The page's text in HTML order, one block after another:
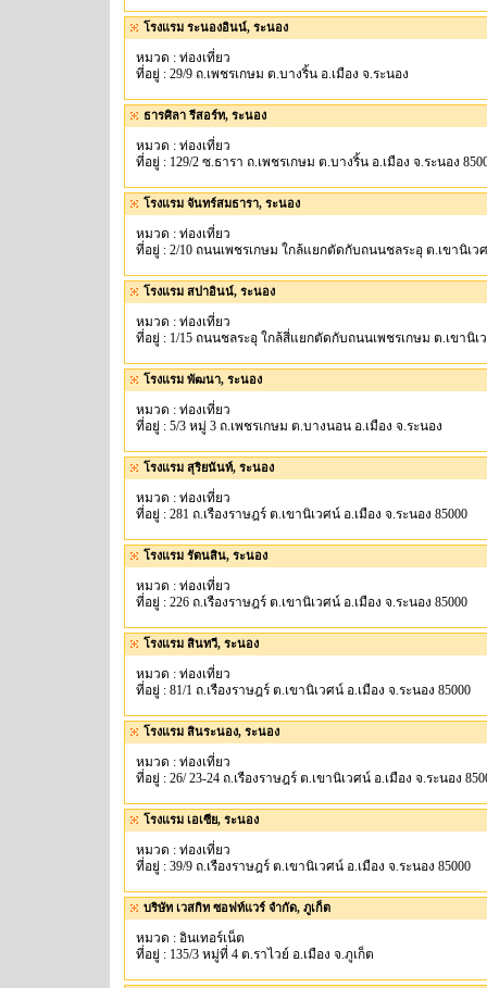
โรงแรม ระนองอินน์, ระนอง
หมวด : ท่องเที่ยว
ที่อยู่ : 29/9 ถ.เพชรเกษม ต.บางริ้น อ.เมือง จ.ระนอง
ธารศิลา รีสอร์ท, ระนอง
หมวด : ท่องเที่ยว
ที่อยู่ : 129/2 ซ.ธารา ถ.เพชรเกษม ต.บางริ้น อ.เมือง จ.ระนอง
โรงแรม จันทร์สมธารา, ระนอง
หมวด : ท่องเที่ยว
ที่อยู่ : 2/10 ถนนเพชรเกษม ใกล้แยกตัดกับถนนชลระอุ ต.เขานิเว
โรงแรม สปาอินน์, ระนอง
หมวด : ท่องเที่ยว
ที่อยู่ : 1/15 ถนนชลระอุ ใกล้สี่แยกตัดกับถนนเพชรเกษม ต.เขานิเ
โรงแรม พัฒนา, ระนอง
หมวด : ท่องเที่ยว
ที่อยู่ : 5/3 หมู่ 3 ถ.เพชรเกษม ต.บางนอน อ.เมือง จ.ระนอง
โรงแรม สุริยนันท์, ระนอง
หมวด : ท่องเที่ยว
ที่อยู่ : 281 ถ.เรืองราษฎร์ ต.เขานิเวศน์ อ.เมือง จ.ระนอง 85000
โรงแรม รัตนสิน, ระนอง
หมวด : ท่องเที่ยว
ที่อยู่ : 226 ถ.เรืองราษฎร์ ต.เขานิเวศน์ อ.เมือง จ.ระนอง 85000
โรงแรม สินทวี, ระนอง
หมวด : ท่องเที่ยว
ที่อยู่ : 81/1 ถ.เรืองราษฎร์ ต.เขานิเวศน์ อ.เมือง จ.ระนอง 85000
โรงแรม สินระนอง, ระนอง
หมวด : ท่องเที่ยว
ที่อยู่ : 26/ 23-24 ถ.เรืองราษฎร์ ต.เขานิเวศน์ อ.เมือง จ.ระนอง
โรงแรม เอเซีย, ระนอง
หมวด : ท่องเที่ยว
ที่อยู่ : 39/9 ถ.เรืองราษฎร์ ต.เขานิเวศน์ อ.เมือง จ.ระนอง 85000
บริษัท เวสกิท ซอฟท์แวร์ จำกัด, ภูเก็ต
หมวด : อินเทอร์เน็ต
ที่อยู่ : 135/3 หมู่ที่ 4 ต.ราไวย์ อ.เมือง จ.ภูเก็ต